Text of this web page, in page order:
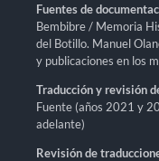
Fuentes de
Bembibre / Memoria
del Botillo. Manuel
y publicaciones en los
Traducción y revisión
Fuente (años 2021 y
adelante)
Revisión de